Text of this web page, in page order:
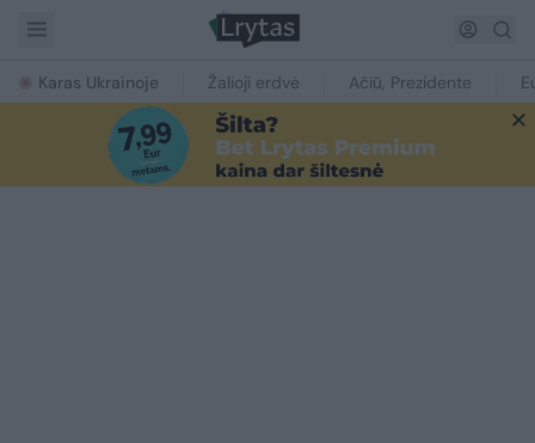
Karas Ukrainoje Žalioji erdvė Ačiū, Prezidente